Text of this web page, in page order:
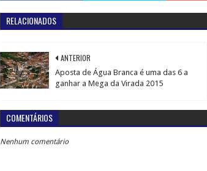
RELACIONADOS
ANTERIOR
Aposta de Água Branca é uma das 6 a
ganhar a Mega da Virada 2015
COMENTÁRIOS
Nenhum comentário